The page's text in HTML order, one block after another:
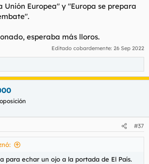
Unión Europea" y "Europa se prepara
esperaba más lloros.
Editado cobardemente: 26 Sep 2022
#37
para echar un ojo a la portada de El País.